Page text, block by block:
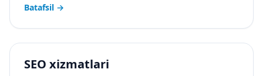
Batafsil →
SEO xizmatlari